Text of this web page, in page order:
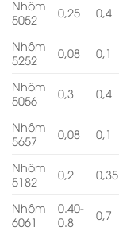
Nhôm
5052
0,25 0,4
Nhôm
5252
0,08 0,1
Nhôm
5056
0,3 0,4
Nhôm
5657
0,08 0,1
Nhôm
5182
0,2 0,35
Nhôm
6061
0.40-
0.8
0,7